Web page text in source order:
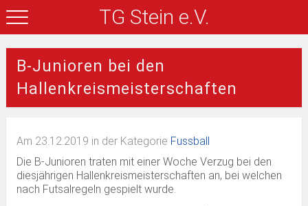
TG Stein e.V.
B-Junioren bei den
Hallenkreismeisterschaften
Am 23.12.2019 in der Kategorie Fussball
Die B-Junioren traten mit einer Woche Verzug bei den
diesjährigen Hallenkreismeisterschaften an, bei welchen
nach Futsalregeln gespielt wurde.